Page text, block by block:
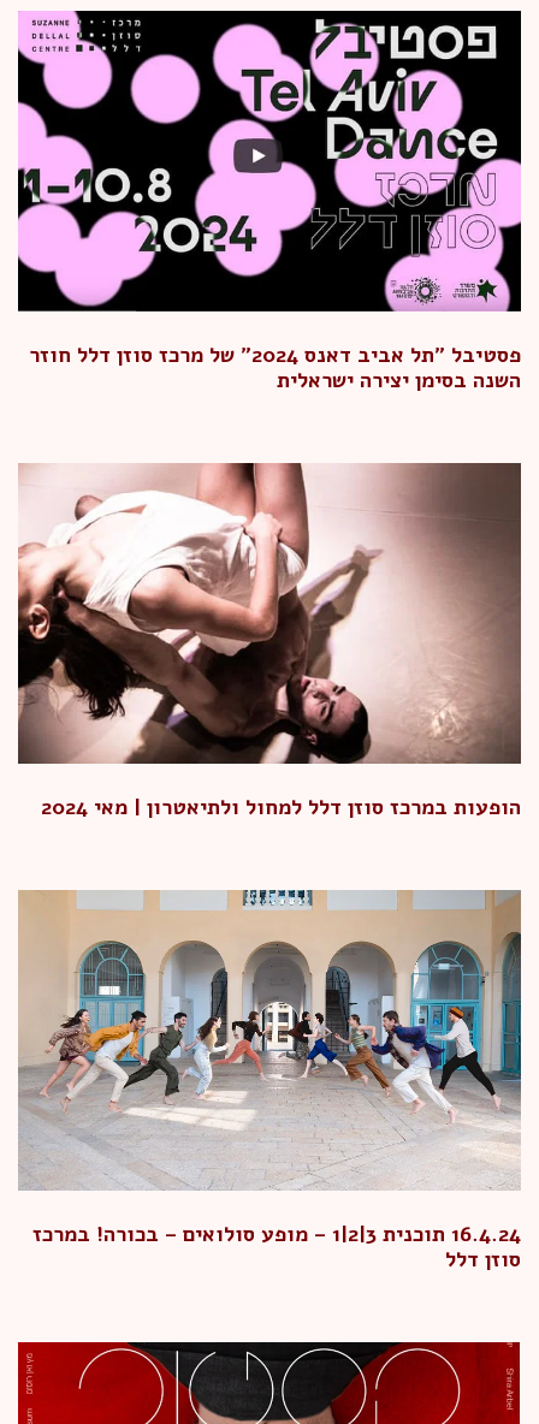
פסטיבל "תל אביב דאנס 2024" של מרכז סוזן דלל חוזר
השנה בסימן יצירה ישראלית
הופעות במרכז סוזן דלל למחול ולתיאטרון | מאי 2024
16.4.24 תוכנית 3|2|1 – מופע סולואים – בכורה! במרכז
סוזן דלל